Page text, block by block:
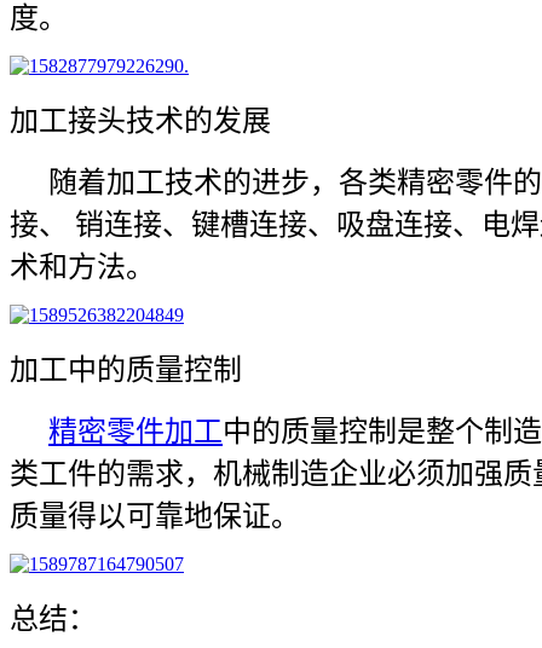
度。
加工接头技术的发展
随着加工技术的进步，各类精密零件
接、 销连接、键槽连接、吸盘连接、电
术和方法。
加工中的质量控制
精密零件加工中的质量控制是整个制
类工件的需求，机械制造企业必须加强
质量得以可靠地保证。
总结：